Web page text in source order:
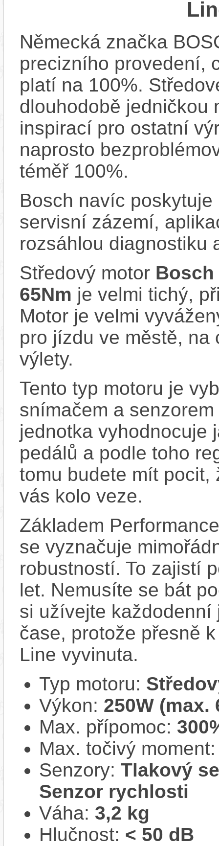
Německá značka
precizního provedení,
platí na 100%.
dlouhodobě jedničkou
inspirací pro ostatní
naprosto
téměř 100%.
Bosch navíc
servisní zázemí,
rozsáhlou diagnostiku
Středový motor Bosch
65Nm je velmi tichý,
Motor je velmi
pro jízdu ve městě,
výlety.
Tento typ motoru je
snímačem a
jednotka vyhodnocuje
pedálů a podle toho
tomu budete mít pocit,
vás kolo veze.
Základem
se vyznačuje
robustností. To zajistí
let. Nemusíte se bát
si užívejte
čase, protože přesně
Line vyvinuta.
Typ motoru:
Výkon: 250W (max.
Max. přípomoc:
Max. točivý
Senzory: Tlakový
Senzor rychlosti
Váha: 3,2 kg
Hlučnost: < 50 dB